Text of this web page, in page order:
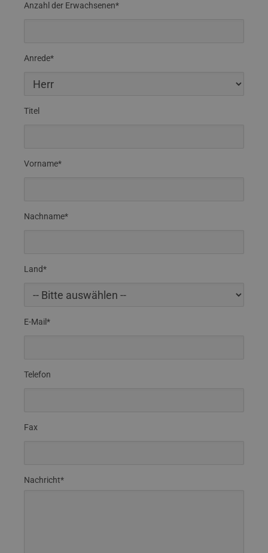
Anzahl der Erwachsenen*
Anrede*
Titel
Vorname*
Nachname*
Land*
E-Mail*
Telefon
Fax
Nachricht*